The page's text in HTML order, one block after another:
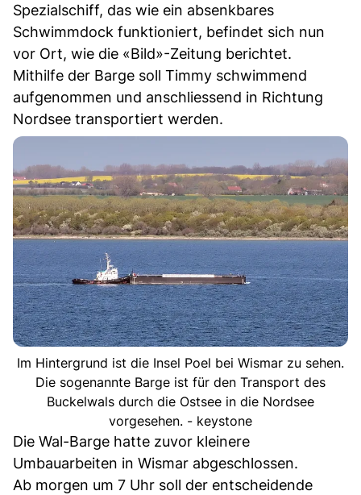
Spezialschiff, das wie ein absenkbares
Schwimmdock funktioniert, befindet sich nun
vor Ort, wie die «Bild»-Zeitung berichtet.
Mithilfe der Barge soll Timmy schwimmend
aufgenommen und anschliessend in Richtung
Nordsee transportiert werden.
Im Hintergrund ist die Insel Poel bei Wismar zu sehen.
Die sogenannte Barge ist für den Transport des
Buckelwals durch die Ostsee in die Nordsee
vorgesehen. - keystone
Die Wal-Barge hatte zuvor kleinere
Umbauarbeiten in Wismar abgeschlossen.
Ab morgen um 7 Uhr soll der entscheidende